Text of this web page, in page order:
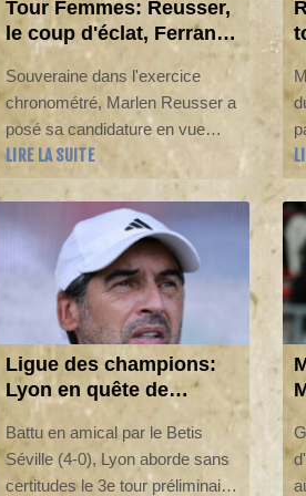
Tour Femmes: Reusser,
le coup d'éclat, Ferrand-
Prévot, le coup de
bambou
Souveraine dans l'exercice
chronométré, Marlen Reusser a
posé sa candidature en vue
d'un succès final le 9 août à
Nice en remportant la 4e étape
du Tour de France mardi à Dijon
où la vainqueur sortante Pauline
Ferrand-Prévot a perdu gros et
vu la perspective d'un doublé
s'éloigner.
LIRE LA SUITE
Ligue des champions:
Lyon en quête de
repères face au Sparta
Prague, Openda attendu
Battu en amical par le Betis
Séville (4-0), Lyon aborde sans
certitudes le 3e tour préliminaire